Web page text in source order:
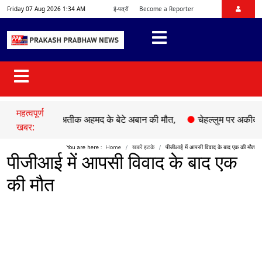
Friday 07 Aug 2026 1:34 AM ई-पत्रों Become a Reporter
महत्वपूर्ण
खबर:
अतीक अहमद के बेटे अबान की मौत, ●चेहल्लुम पर अकीदत के साथ
You are here : Home खबरें हटके पीजीआई में आपसी विवाद के बाद एक की मौत
पीजीआई में आपसी विवाद के बाद एक
की मौत